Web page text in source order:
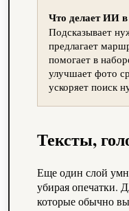
Что делает ИИ
Подсказывает
предлагает
помогает в
улучшает фото
ускоряет поиск
Тексты,
Еще один слой
убирая опечатки.
которые обычно